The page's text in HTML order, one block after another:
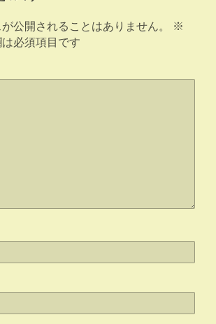
公開されることはありません。
※
必須項目です